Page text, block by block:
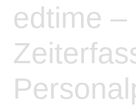
edtime –